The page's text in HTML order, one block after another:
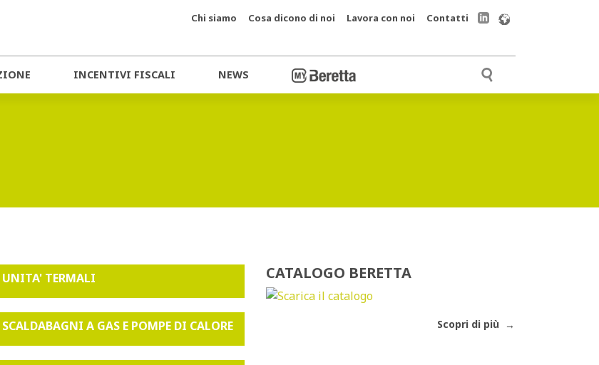
INCENTIVI FISCALI NEWS
Chi siamo Cosa dicono di noi Lavora con noi Contatti
UNITA' TERMALI
SCALDABAGNI A GAS E POMPE DI CALORE
CATALOGO BERETTA
Scopri di più